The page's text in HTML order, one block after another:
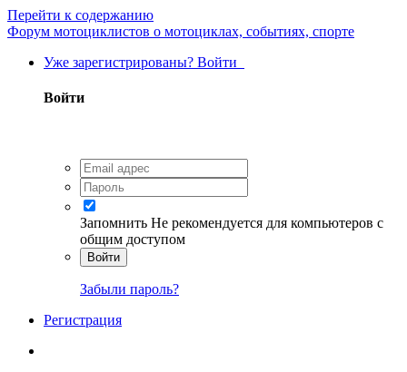
Перейти к содержанию
Форум мотоциклистов о мотоциклах, событиях, спорте
Уже зарегистрированы? Войти
Войти
Запомнить Не рекомендуется для компьютеров с
общим доступом
Войти
Забыли пароль?
Регистрация